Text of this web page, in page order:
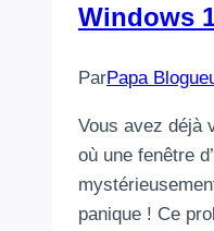
Windows
ParPapa
Vous avez déjà
où une fenêtre
panique ! Ce